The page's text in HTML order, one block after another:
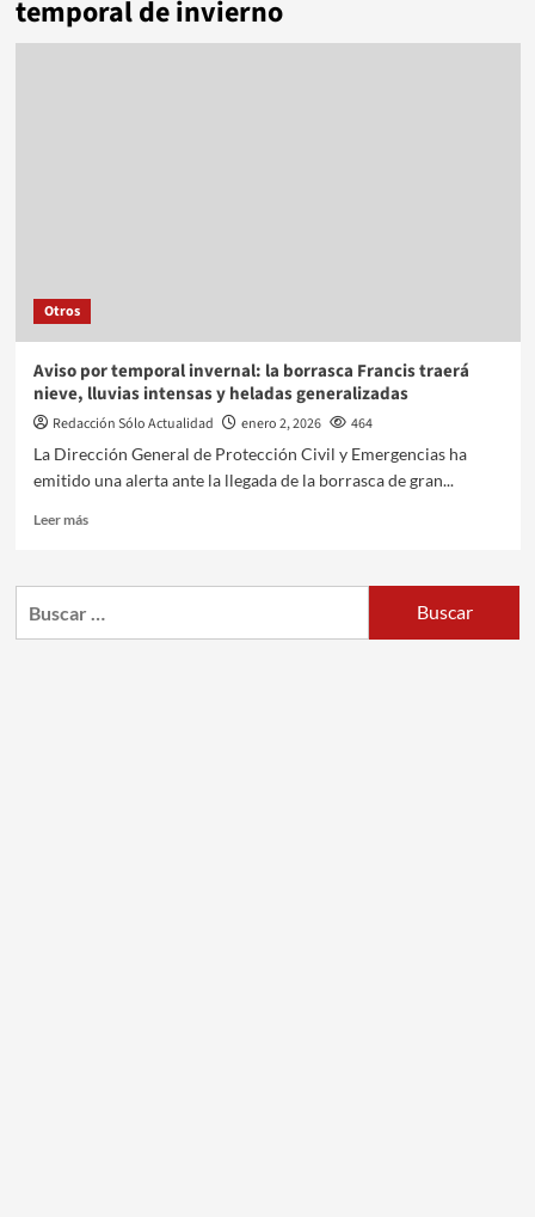
temporal de invierno
Otros
Aviso por temporal invernal: la borrasca Francis traerá
nieve, lluvias intensas y heladas generalizadas
Redacción Sólo Actualidad enero 2, 2026
464
La Dirección General de Protección Civil y Emergencias ha
emitido una alerta ante la llegada de la borrasca de gran...
Leer más